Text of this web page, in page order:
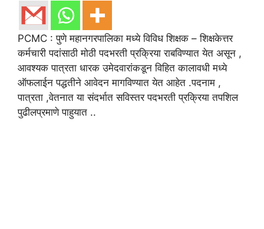
PCMC : पुणे महानगरपालिका मध्ये विविध शिक्षक – शिक्षकेत्तर
कर्मचारी पदांसाठी मोठी पदभरती प्रक्रिया राबविण्यात येत असून ,
आवश्यक पात्रता धारक उमेदवारांकडून विहित कालावधी मध्ये
ऑफलाईन पद्धतीने आवेदन मागविण्यात येत आहेत .पदनाम ,
पात्रता ,वेतनात या संदर्भात सविस्तर पदभरती प्रक्रिया तपशिल
पुढीलप्रमाणे पाहुयात ..